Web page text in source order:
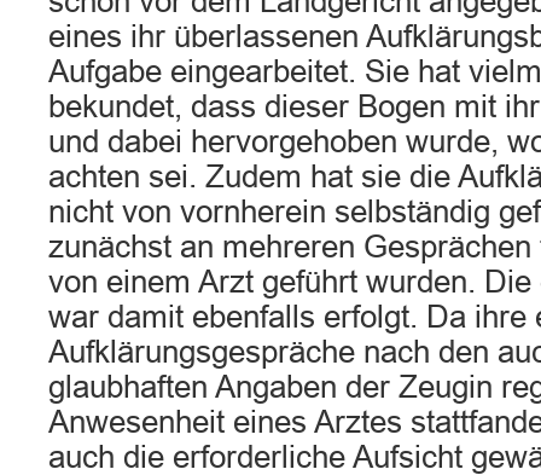
eines ihr überlassenen
Aufgabe eingearbeitet. Sie hat
bekundet, dass dieser Bogen mit
und dabei hervorgehoben wurde,
achten sei. Zudem hat sie die
nicht von vornherein selbständig
zunächst an mehreren
von einem Arzt geführt wurden.
war damit ebenfalls erfolgt. Da ihre
Aufklärungsgespräche nach den
glaubhaften Angaben der Zeugin
Anwesenheit eines Arztes
auch die erforderliche Aufsicht